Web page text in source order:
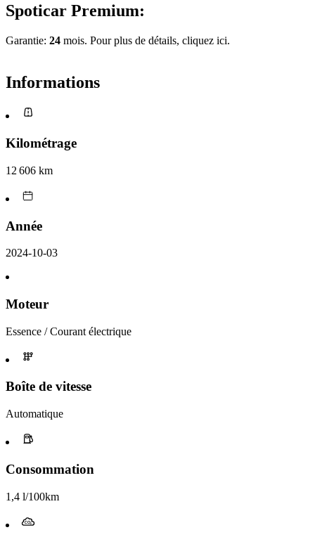
Spoticar Premium:
Garantie: 24 mois. Pour plus de détails, cliquez ici.
Informations
Kilométrage
12 606 km
Année
2024-10-03
Moteur
Essence / Courant électrique
Boîte de vitesse
Automatique
Consommation
1,4 l/100km